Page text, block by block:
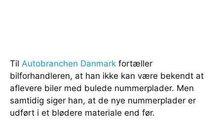
Til Autobranchen Danmark fortæller
bilforhandleren, at han ikke kan være bekendt at
aflevere biler med bulede nummerplader. Men
samtidig siger han, at de nye nummerplader er
udført i et blødere materiale end før.